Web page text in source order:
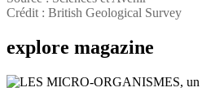
Crédit : British Geological Survey
explore magazine